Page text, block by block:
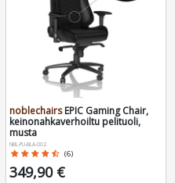
noblechairsEPIC Gaming Chair,
keinonahkaverhoiltu pelituoli,
musta
NBL-PU-BLA-002
star star star star star_half (6)
349,90 €